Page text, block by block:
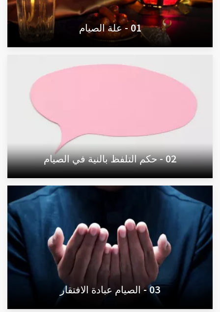
01 - علة الصيام
02 - حكم التلفظ بالنية في الصيام
03 - الصيام عبادة الافتقار